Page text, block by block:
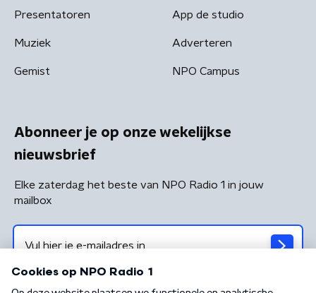
Presentatoren
Muziek
Gemist
App de studio
Adverteren
NPO Campus
Abonneer je op onze wekelijkse
nieuwsbrief
Elke zaterdag het beste van NPO Radio 1 in jouw
mailbox